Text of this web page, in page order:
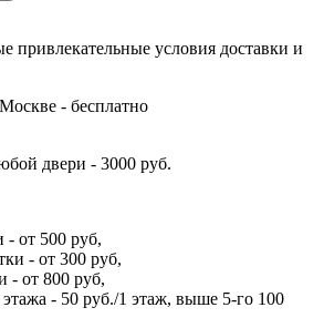
привлекательные условия доставки и
- бесплатно
двери - 3000 руб.
- от 500 руб,
- от 300 руб,
- от 800 руб,
- 50 руб./1 этаж, выше 5-го 100